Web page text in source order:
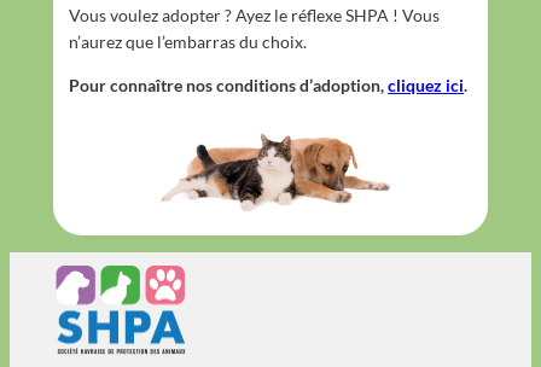
Vous voulez adopter ? Ayez le réflexe SHPA ! Vous
n’aurez que l’embarras du choix.
Pour connaître nos conditions d’adoption,cliquez ici.